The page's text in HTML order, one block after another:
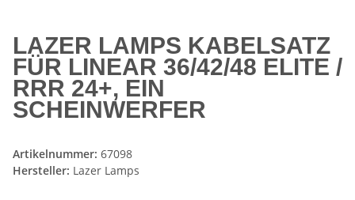
LAZER LAMPS KABELSATZ
FÜR LINEAR 36/42/48 ELITE /
RRR 24+, EIN
SCHEINWERFER
Artikelnummer: 67098
Hersteller: Lazer Lamps